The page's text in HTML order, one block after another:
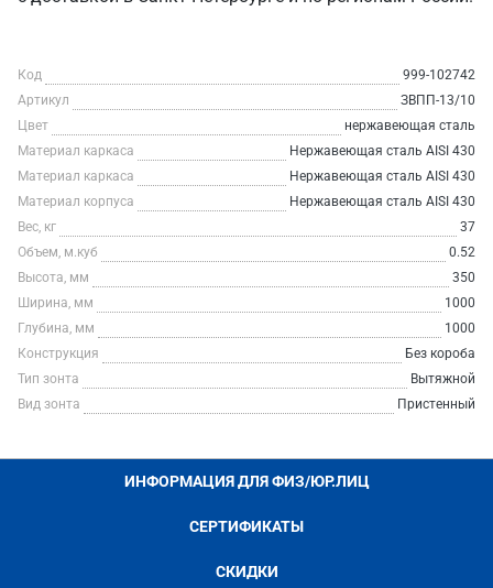
Код
999-102742
Артикул
ЗВПП-13/10
Цвет
нержавеющая сталь
Материал каркаса
Нержавеющая сталь AISI 430
Материал каркаса
Нержавеющая сталь AISI 430
Материал корпуса
Нержавеющая сталь AISI 430
Вес, кг
37
Объем, м.куб
0.52
Высота, мм
350
Ширина, мм
1000
Глубина, мм
1000
Конструкция
Без короба
Тип зонта
Вытяжной
Вид зонта
Пристенный
ИНФОРМАЦИЯ ДЛЯ ФИЗ/ЮР.ЛИЦ
СЕРТИФИКАТЫ
СКИДКИ